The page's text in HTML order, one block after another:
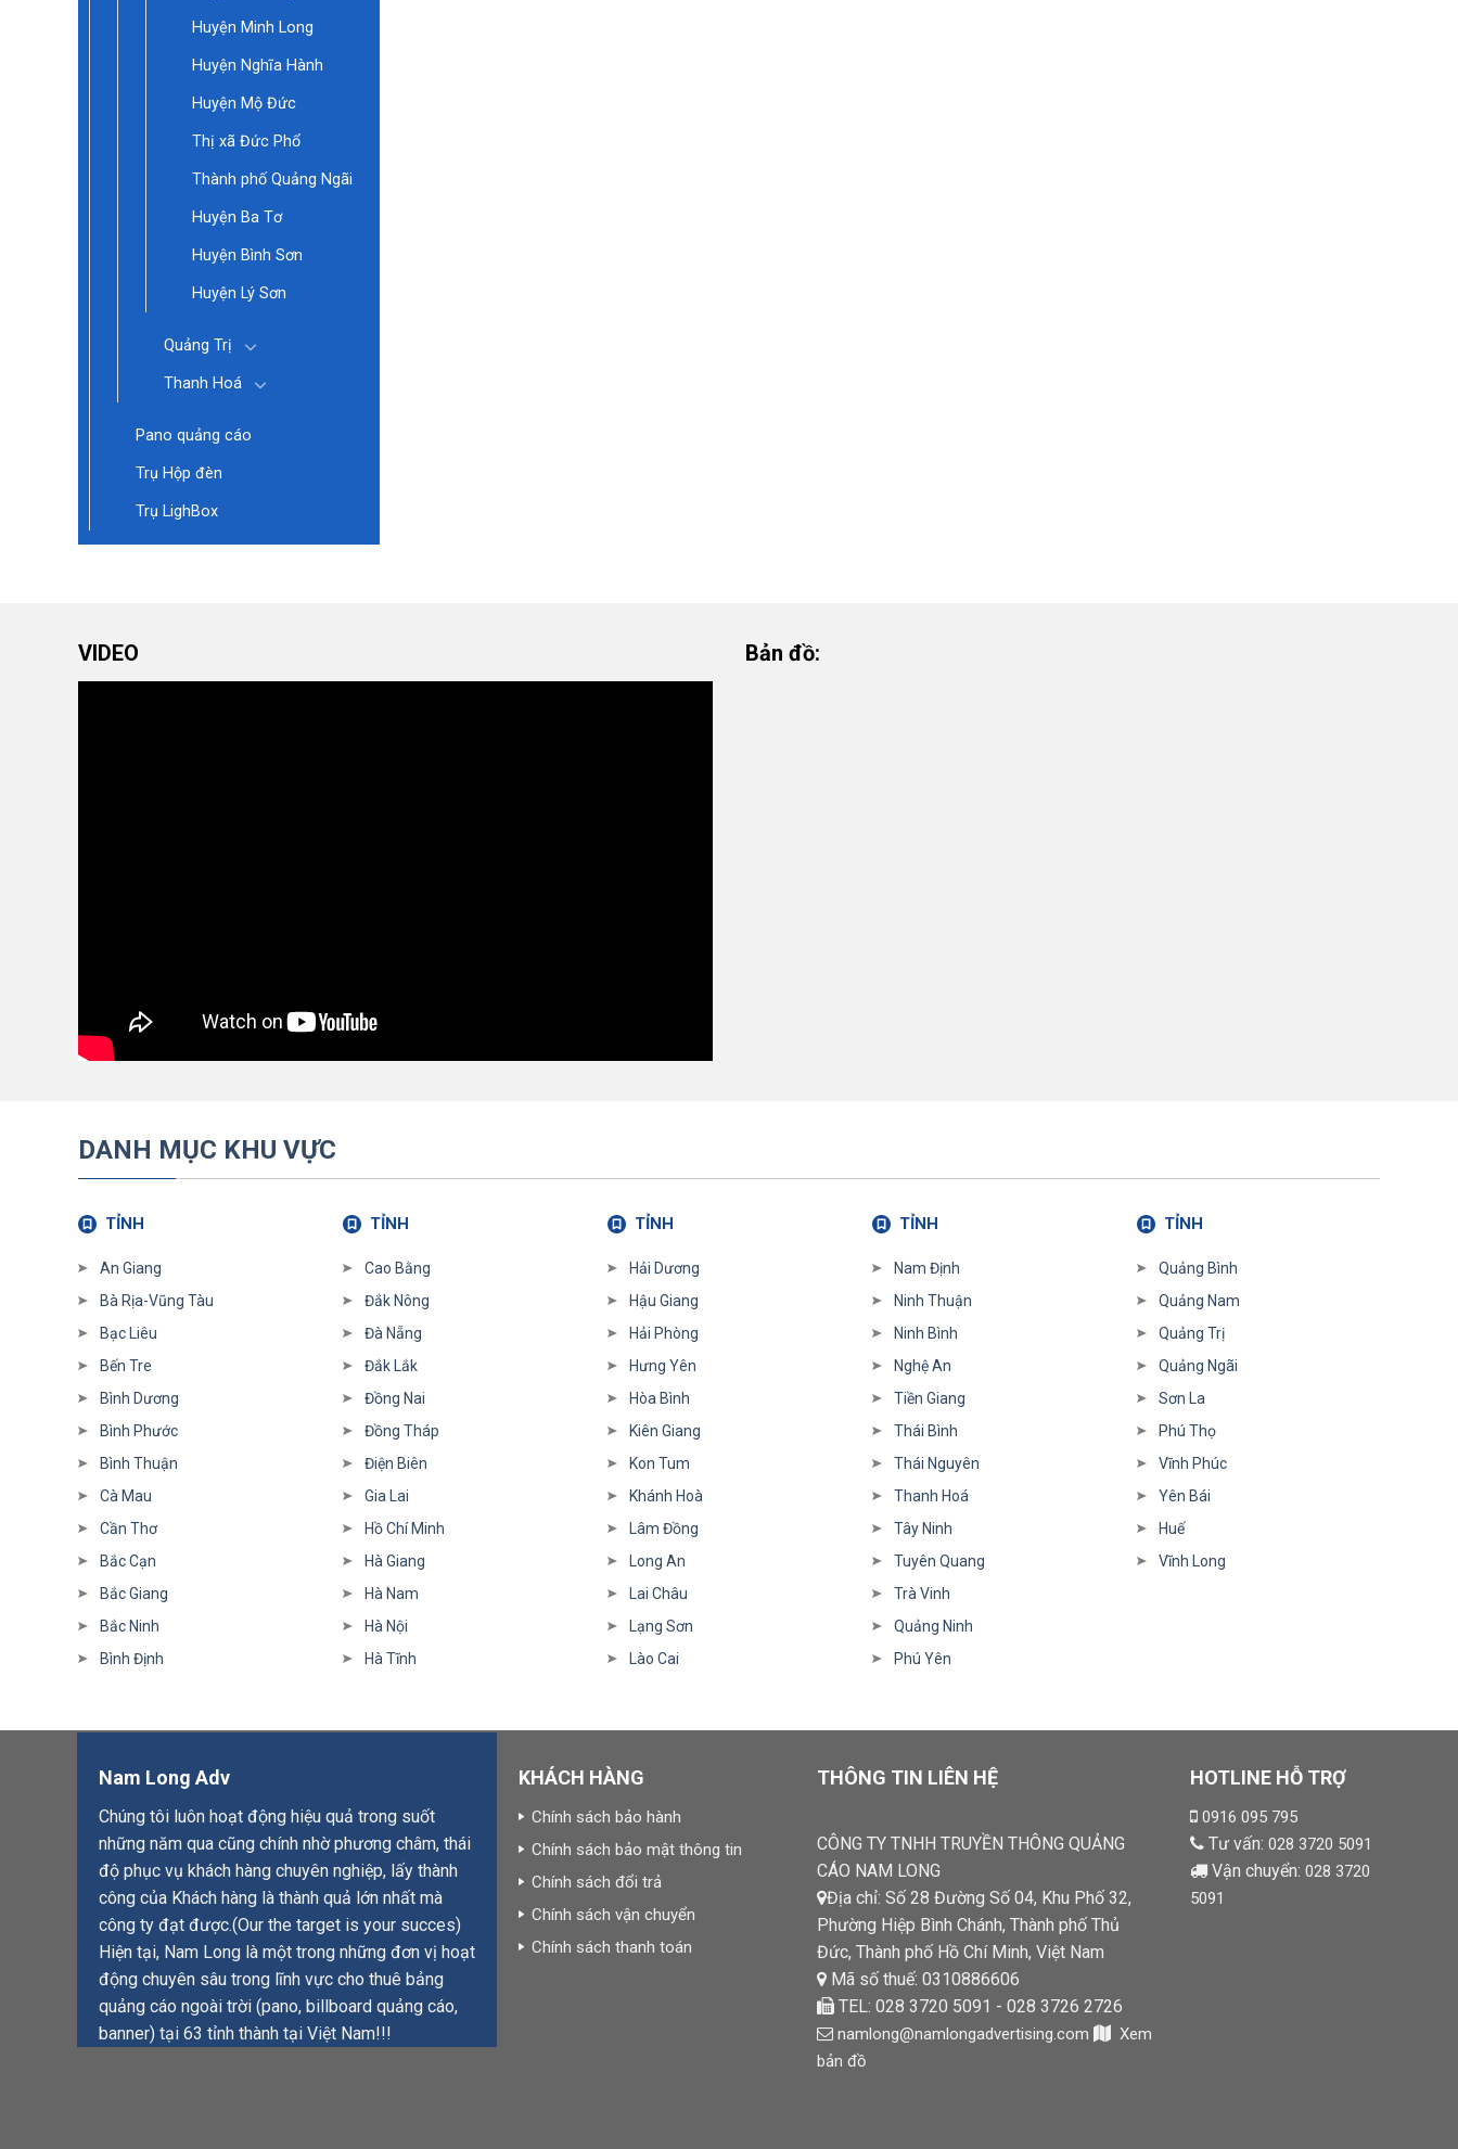
Huyện Minh Long
Huyện Nghĩa Hành
Huyện Mộ Đức
Thị xã Đức Phổ
Thành phố Quảng Ngãi
Huyện Ba Tơ
Huyện Bình Sơn
Huyện Lý Sơn
Quảng Trị
Thanh Hoá
Pano quảng cáo
Trụ Hộp đèn
Trụ LighBox
VIDEO Bản đồ:
DANH MỤC KHU VỰC
TỈNH
An Giang
Bà Rịa-Vũng Tàu
Bạc Liêu
Bến Tre
Bình Dương
Bình Phước
Bình Thuận
Cà Mau
Cần Thơ
Bắc Cạn
Bắc Giang
Bắc Ninh
Bình Định
TỈNH
Cao Bằng
Đắk Nông
Đà Nẵng
Đắk Lắk
Đồng Nai
Đồng Tháp
Điện Biên
Gia Lai
Hồ Chí Minh
Hà Giang
Hà Nam
Hà Nội
Hà Tĩnh
TỈNH
Hải Dương
Hậu Giang
Hải Phòng
Hưng Yên
Hòa Bình
Kiên Giang
Kon Tum
Khánh Hoà
Lâm Đồng
Long An
Lai Châu
Lạng Sơn
Lào Cai
TỈNH
Nam Định
Ninh Thuận
Ninh Bình
Nghệ An
Tiền Giang
Thái Bình
Thái Nguyên
Thanh Hoá
Tây Ninh
Tuyên Quang
Trà Vinh
Quảng Ninh
Phú Yên
TỈNH
Quảng Bình
Quảng Nam
Quảng Trị
Quảng Ngãi
Sơn La
Phú Thọ
Vĩnh Phúc
Yên Bái
Huế
Vĩnh Long
Nam Long Adv
Chúng tôi luôn hoạt động hiệu quả trong suốt
những năm qua cũng chính nhờ phương châm, thái
độ phục vụ khách hàng chuyên nghiệp, lấy thành
công của Khách hàng là thành quả lớn nhất mà
công ty đạt được.(Our the target is your succes)
Hiện tại, Nam Long là một trong những đơn vị hoạt
động chuyên sâu trong lĩnh vực cho thuê bảng
quảng cáo ngoài trời (pano, billboard quảng cáo,
banner) tại 63 tỉnh thành tại Việt Nam!!!
KHÁCH HÀNG
Chính sách bảo hành
Chính sách bảo mật thông tin
Chính sách đổi trả
Chính sách vận chuyển
Chính sách thanh toán
THÔNG TIN LIÊN HỆ
CÔNG TY TNHH TRUYỀN THÔNG QUẢNG
CÁO NAM LONG
Địa chỉ: Số 28 Đường Số 04, Khu Phố 32,
Phường Hiệp Bình Chánh, Thành phố Thủ
Đức, Thành phố Hồ Chí Minh, Việt Nam
Mã số thuế: 0310886606
TEL: 028 3720 5091 - 028 3726 2726
namlong@namlongadvertising.com
Xem
bản đồ
HOTLINE HỖ TRỢ
0916 095 795
Tư vấn:028 3720 5091
Vận chuyển:028 3720
5091